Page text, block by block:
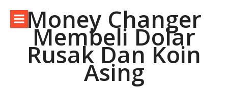
konten Money Changer
Membeli Dolar
Rusak Dan Koin
Asing